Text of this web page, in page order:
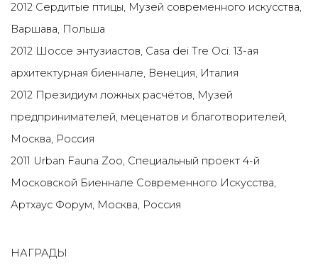
2012 Сердитые птицы, Музей современного искусства,
Варшава, Польша
2012 Шоссе энтузиастов, Casa dei Tre Oci. 13-ая
архитектурная биеннале, Венеция, Италия
2012 Президиум ложных расчётов, Музей
предпринимателей, меценатов и благотворителей,
Москва, Россия
2011 Urban Fauna Zoo, Специальный проект 4-й
Московской Биеннале Современного Искусства,
Артхаус Форум, Москва, Россия
НАГРАДЫ